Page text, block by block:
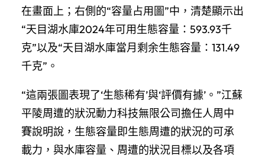
在畫面上；右側的“容量占用圖”中，清楚顯示出
“天目湖水庫2024年可用生態容量：593.93千
克”以及“天目湖水庫當月剩余生態容量：131.49
千克”。
“這兩張圖表現了‘生態稀有’與‘評價有據’。”江蘇
平陵周遭的狀況動力科技無限公司擔任人周中
賽說明說，生態容量即生態周遭的狀況的可承
載力，與水庫容量、周遭的狀況目標以及各項